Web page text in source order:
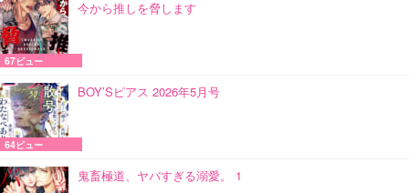
今から推しを脅します
67ビュー
BOY’Sピアス 2026年5月号
64ビュー
鬼畜極道、ヤバすぎる溺愛。 1